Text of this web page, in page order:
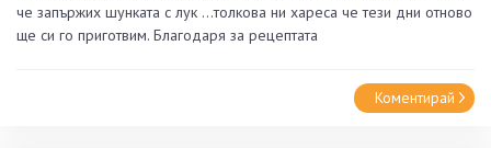
че запържих шунката с лук ...толкова ни хареса че тези дни отново
ще си го приготвим. Благодаря за рецептата
Коментирай